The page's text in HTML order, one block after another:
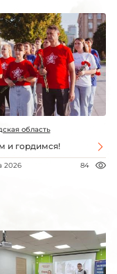
область
и гордимся!
2026 84